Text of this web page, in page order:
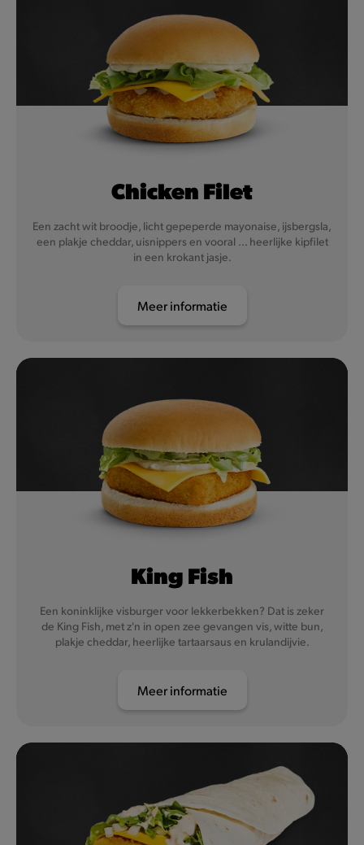
Chicken Filet
Een zacht wit broodje, licht gepeperde mayonaise, ijsbergsla,
een plakje cheddar, uisnippers en vooral ... heerlijke kipfilet
in een krokant jasje.
Meer informatie
King Fish
Een koninklijke visburger voor lekkerbekken? Dat is zeker
de King Fish, met z'n in open zee gevangen vis, witte bun,
plakje cheddar, heerlijke tartaarsaus en krulandijvie.
Meer informatie